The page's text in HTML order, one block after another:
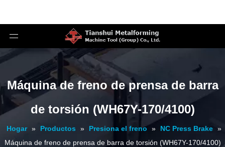
Máquina de freno de prensa de barra
de torsión (WH67Y-170/4100)
Hogar » Productos » Presiona el freno » NC Press Brake »
Máquina de freno de prensa de barra de torsión (WH67Y-170/4100)